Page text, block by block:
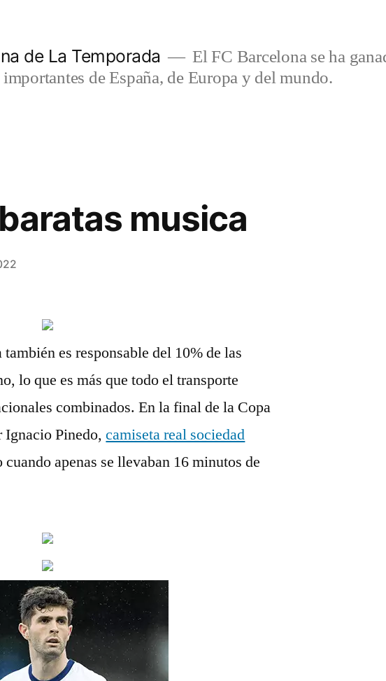
de La Temporada
El FC Barcelona se ha
de España, de Europa y del mundo.
musica
es responsable del 10% de las
lo que es más que todo el transporte
combinados. En la final de la Copa
Ignacio Pinedo,camiseta real sociedad
apenas se llevaban 16 minutos de